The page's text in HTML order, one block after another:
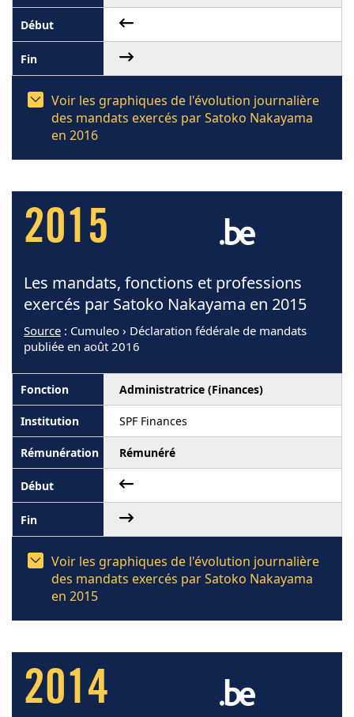
Voir les graphiques de l'évolution journalière
des mandats exercés par Satoko Nakayama
en 2016
2015
Les mandats, fonctions et professions
exercés par Satoko Nakayama en 2015
Source : Cumuleo › Déclaration fédérale de mandats
publiée en août 2016
Administratrice (Finances)
SPF Finances
Rémunéré
Voir les graphiques de l'évolution journalière
des mandats exercés par Satoko Nakayama
en 2015
2014